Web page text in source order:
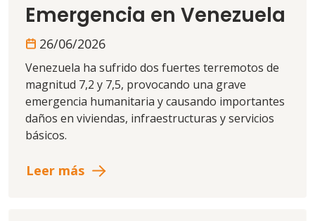
Emergencia en Venezuela
26/06/2026
Venezuela ha sufrido dos fuertes terremotos de
magnitud 7,2 y 7,5, provocando una grave
emergencia humanitaria y causando importantes
daños en viviendas, infraestructuras y servicios
básicos.
Leer más